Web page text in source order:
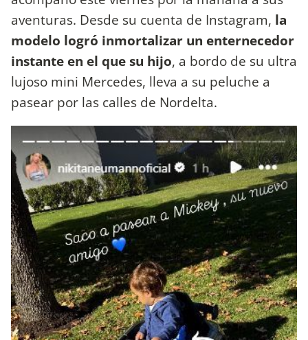
aventuras. Desde su cuenta de Instagram, la
modelo logró inmortalizar un enternecedor
instante en el que su hijo, a bordo de su ultra
lujoso mini Mercedes, lleva a su peluche a
pasear por las calles de Nordelta.